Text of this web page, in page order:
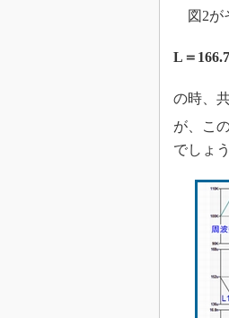
図2が
L＝
の時、
が、こ
でしょ